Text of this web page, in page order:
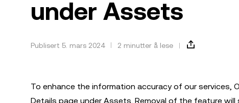
under Assets
Publisert 5. mars 2024 2 minutter å lese
To enhance the information accuracy of our services,
Details page under Assets. Removal of the feature